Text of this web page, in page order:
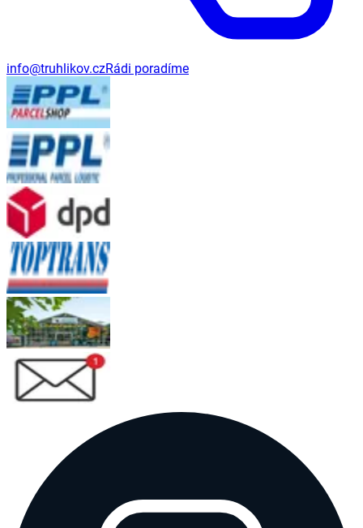
info@truhlikov.czRádi poradíme